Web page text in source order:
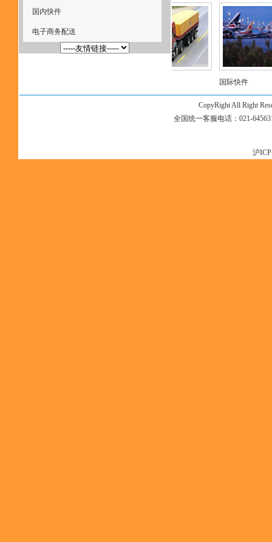
国内快件
电子商务配送
国际快件
CopyRight All Right
全国统一客服电话：021-
沪